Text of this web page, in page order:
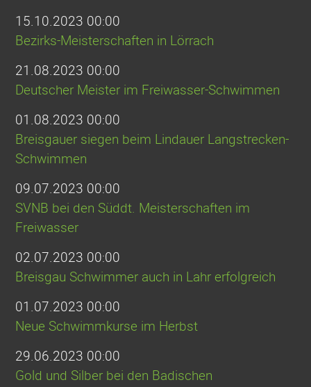
15.10.2023 00:00
Bezirks-Meisterschaften in Lörrach
21.08.2023 00:00
Deutscher Meister im Freiwasser-Schwimmen
01.08.2023 00:00
Breisgauer siegen beim Lindauer Langstrecken-
Schwimmen
09.07.2023 00:00
SVNB bei den Süddt. Meisterschaften im
Freiwasser
02.07.2023 00:00
Breisgau Schwimmer auch in Lahr erfolgreich
01.07.2023 00:00
Neue Schwimmkurse im Herbst
29.06.2023 00:00
Gold und Silber bei den Badischen